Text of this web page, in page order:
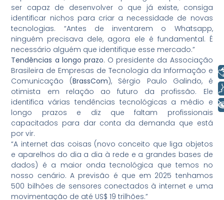
ser capaz de desenvolver o que já existe, consiga
identificar nichos para criar a necessidade de novas
tecnologias. “Antes de inventarem o Whatsapp,
ninguém precisava dele, agora ele é fundamental. É
necessário alguém que identifique esse mercado.”
Tendências a longo prazo. O presidente da Associação
Brasileira de Empresas de Tecnologia da Informação e
Comunicação (BrassCom), Sérgio Paulo Galindo, é
otimista em relação ao futuro da profissão. Ele
identifica várias tendências tecnológicas a médio e
longo prazos e diz que faltam profissionais
capacitados para dar conta da demanda que está
por vir.
“A internet das coisas (novo conceito que liga objetos
e aparelhos do dia a dia à rede e a grandes bases de
dados) é a maior onda tecnológica que temos no
nosso cenário. A previsão é que em 2025 tenhamos
500 bilhões de sensores conectados à internet e uma
movimentação de até US$ 19 trilhões.”
Libras
Voz
+ Acessibilidade